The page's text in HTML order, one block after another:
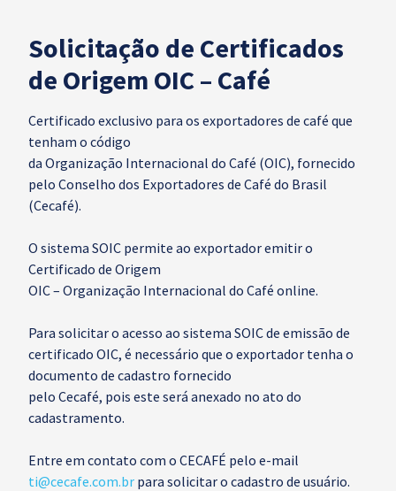
Solicitação de Certificados
de Origem OIC – Café
Certificado exclusivo para os exportadores de café que
tenham o código
da Organização Internacional do Café (OIC), fornecido
pelo Conselho dos Exportadores de Café do Brasil
(Cecafé).
O sistema SOIC permite ao exportador emitir o
Certificado de Origem
OIC – Organização Internacional do Café online.
Para solicitar o acesso ao sistema SOIC de emissão de
certificado OIC, é necessário que o exportador tenha o
documento de cadastro fornecido
pelo Cecafé, pois este será anexado no ato do
cadastramento.
Entre em contato com o CECAFÉ pelo e-mail
ti@cecafe.com.br para solicitar o cadastro de usuário.